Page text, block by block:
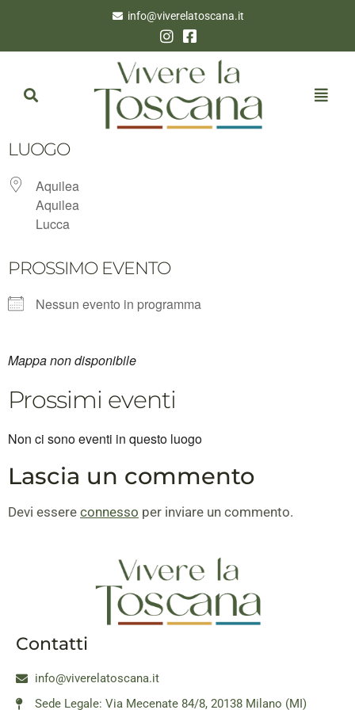
info@viverelatoscana.it
LUOGO
Aquilea
Aquilea
Lucca
PROSSIMO EVENTO
Nessun evento in programma
Mappa non disponibile
Prossimi eventi
Non ci sono eventi in questo luogo
Lascia un commento
Devi essere connesso per inviare un commento.
Contatti
info@viverelatoscana.it
Sede Legale: Via Mecenate 84/8, 20138 Milano (MI)